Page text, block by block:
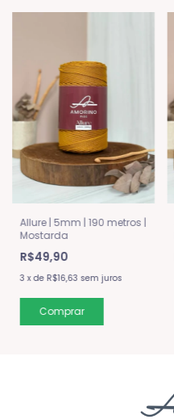
Allure | 5mm | 190 metros |
Mostarda
R$49,90
3 xde R$16,63 sem juros